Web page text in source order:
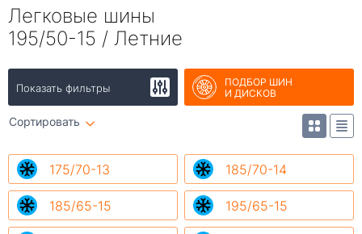
Легковые шины
195/50-15 / Летние
Показать фильтры
ПОДБОР ШИН
И ДИСКОВ
Сортировать
175/70-13 185/70-14
185/65-15 195/65-15